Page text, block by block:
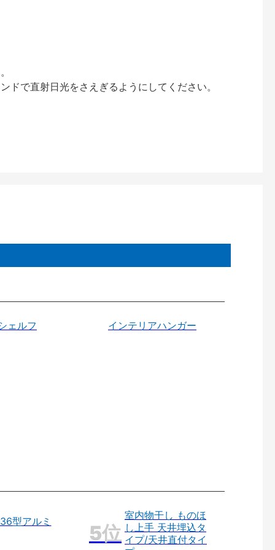
で直射日光をさえぎるようにしてください。
ェルフ インテリアハンガー
36型アルミ
室内物干し ものほ
し上手 天井埋込タ
イプ/天井直付タイ